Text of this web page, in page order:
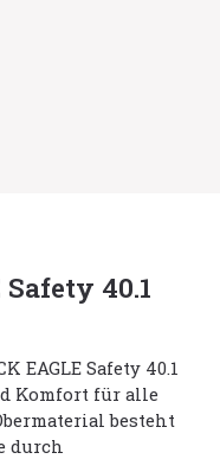
40.1
EAGLE Safety 40.1
Komfort für alle
besteht
durch